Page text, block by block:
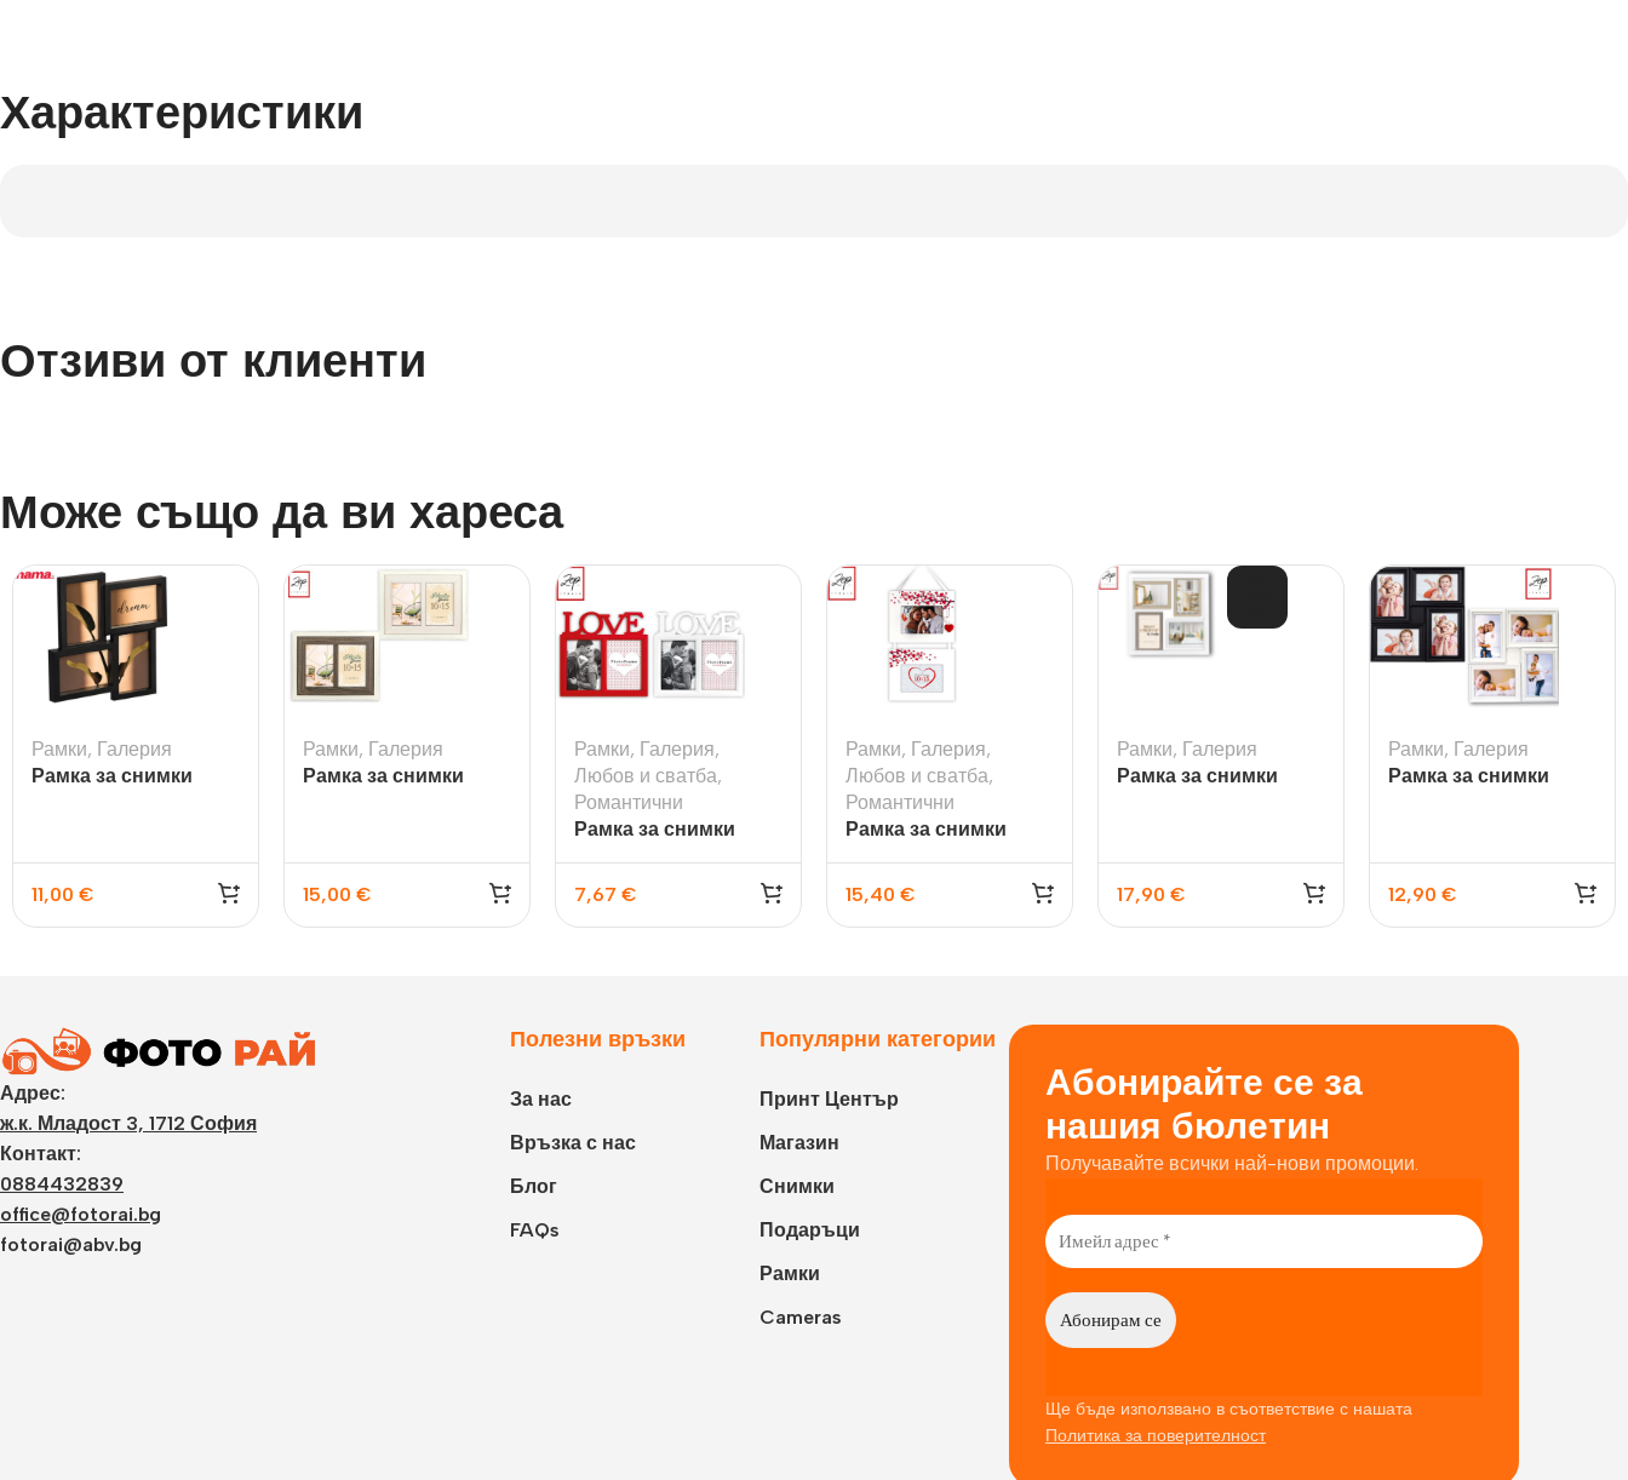
Характеристики
Отзиви от клиенти
Може също да ви хареса
Рамки, Галерия
Рамка за снимки
11,00 €
Рамки, Галерия
Рамка за снимки
15,00 €
Рамки, Галерия,
Любов и сватба,
Романтични
Рамка за снимки
7,67 €
Рамки, Галерия,
Любов и сватба,
Романтични
Рамка за снимки
10х15см
15,40 €
Рамки, Галерия
Рамка за снимки
17,90 €
Рамки, Галерия
Рамка за снимки
12,90 €
Адрес:
ж.к. Младост 3, 1712 София
Контакт:
0884432839
office@fotorai.bg
fotorai@abv.bg
Полезни връзки
За нас
Връзка с нас
Блог
FAQs
Популярни категории
Принт Център
Магазин
Снимки
Подаръци
Рамки
Cameras
Абонирайте се за
нашия бюлетин
Получавайте всички най-нови промоции.
Ще бъде използвано в съответствие с нашата
Политика за поверителност